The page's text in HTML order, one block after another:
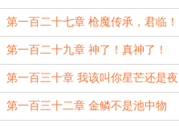
第一百二十七章 枪魔传承，君临！
【万字】
第一百二十九章 神了！真神了！
【为‘君云长’‘冬月爱吃糖’两位盟主
加更】
第一百三十章 我该叫你星芒还是夜
魔？【万字】
第一百三十二章 金鳞不是池中物